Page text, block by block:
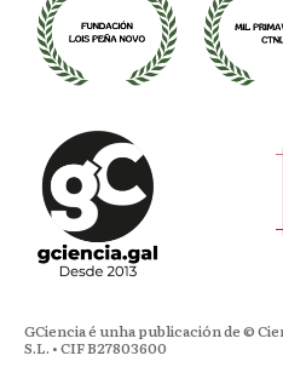
GCiencia é unha publicación de ©
S.L. • CIF B27803600